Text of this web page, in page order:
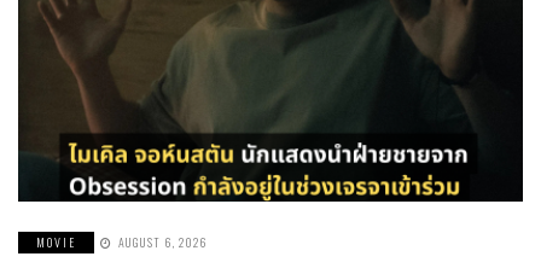
MOVIE AUGUST 6, 2026